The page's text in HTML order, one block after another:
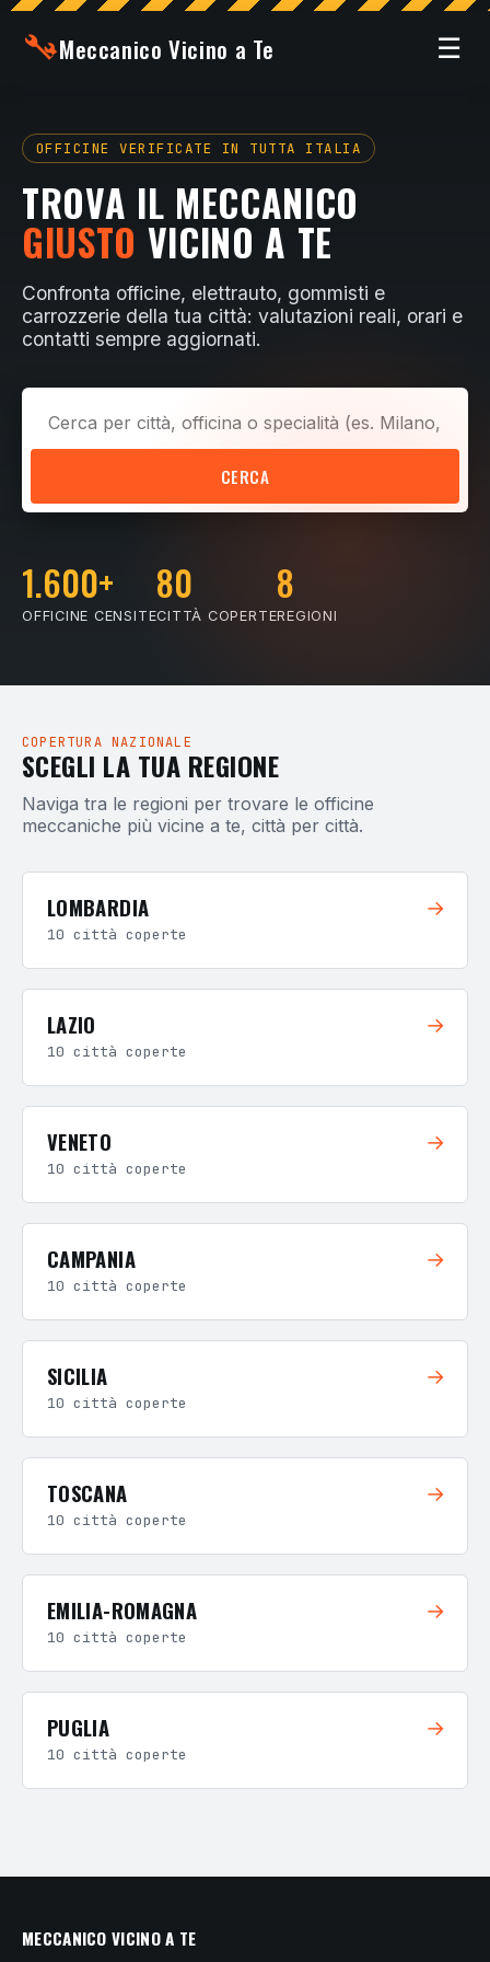
Meccanico Vicino a Te ☰
OFFICINE VERIFICATE IN TUTTA ITALIA
TROVA IL MECCANICO
GIUSTO VICINO A TE
Confronta officine, elettrauto, gommisti e
carrozzerie della tua città: valutazioni reali, orari e
contatti sempre aggiornati.
CERCA
1.600+
OFFICINE CENSITE
80
CITTÀ COPERTE
8
REGIONI
COPERTURA NAZIONALE
SCEGLI LA TUA REGIONE
Naviga tra le regioni per trovare le officine
meccaniche più vicine a te, città per città.
→
LOMBARDIA
10 città coperte
→
LAZIO
10 città coperte
→
VENETO
10 città coperte
→
CAMPANIA
10 città coperte
→
SICILIA
10 città coperte
→
TOSCANA
10 città coperte
→
EMILIA-ROMAGNA
10 città coperte
→
PUGLIA
10 città coperte
MECCANICO VICINO A TE